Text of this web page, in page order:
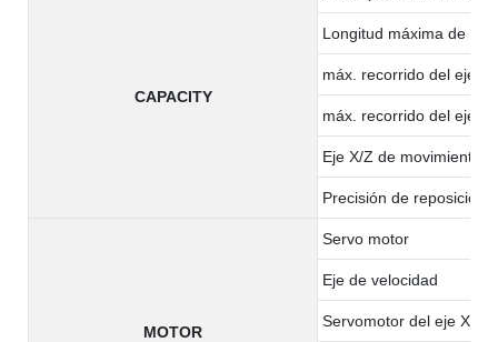
CAPACITY
Longitud máxima de
máx. recorrido del eje X
máx. recorrido del eje Z
Eje X/Z de movimiento
Precisión de reposición
MOTOR
Servo motor
Eje de velocidad
Servomotor del eje X